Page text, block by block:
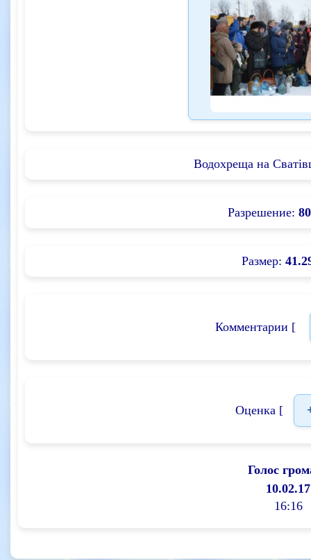
Водохреща на
Разрешение:
Размер:
Комментарии [
Оценка [
Голос
10.02.17
16:16